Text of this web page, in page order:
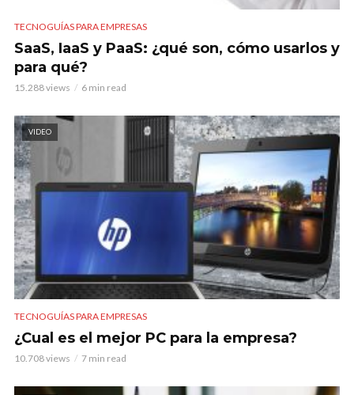
TECNOGUÍAS PARA EMPRESAS
SaaS, IaaS y PaaS: ¿qué son, cómo usarlos y
para qué?
15.288 views 6 min read
VIDEO
TECNOGUÍAS PARA EMPRESAS
¿Cual es el mejor PC para la empresa?
10.708 views 7 min read